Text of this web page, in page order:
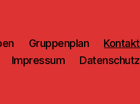
Gruppenplan
Kontakt
Impressum
Datenschutz